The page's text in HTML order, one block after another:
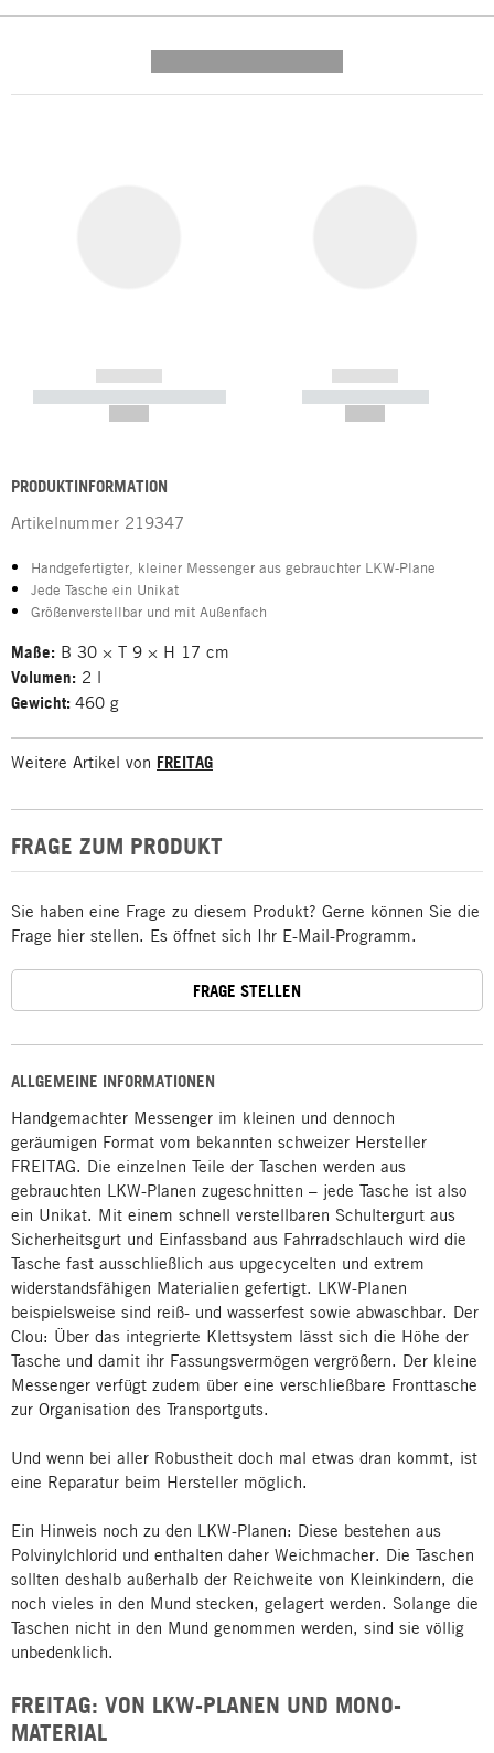
------------
----------- ----------- -----------
------------
----------- -----------
ALLGEMEINE INFORMATIONEN
Handgemachter Messenger im kleinen und dennoch
geräumigen Format vom bekannten schweizer Hersteller
FREITAG. Die einzelnen Teile der Taschen werden aus
gebrauchten LKW-Planen zugeschnitten – jede Tasche ist also
ein Unikat. Mit einem schnell verstellbaren Schultergurt aus
Sicherheitsgurt und Einfassband aus Fahrradschlauch wird die
Tasche fast ausschließlich aus upgecycelten und extrem
widerstandsfähigen Materialien gefertigt. LKW-Planen
beispielsweise sind reiß- und wasserfest sowie abwaschbar. Der
Clou: Über das integrierte Klettsystem lässt sich die Höhe der
Tasche und damit ihr Fassungsvermögen vergrößern. Der kleine
Messenger verfügt zudem über eine verschließbare Fronttasche
zur Organisation des Transportguts.
Und wenn bei aller Robustheit doch mal etwas dran kommt, ist
eine Reparatur beim Hersteller möglich.
Ein Hinweis noch zu den LKW-Planen: Diese bestehen aus
Polvinylchlorid und enthalten daher Weichmacher. Die Taschen
sollten deshalb außerhalb der Reichweite von Kleinkindern, die
noch vieles in den Mund stecken, gelagert werden. Solange die
Taschen nicht in den Mund genommen werden, sind sie völlig
unbedenklich.
FREITAG: VON LKW-PLANEN UND MONO-
MATERIAL
PRODUKTINFORMATION
Artikelnummer 219347
Handgefertigter, kleiner Messenger aus gebrauchter LKW-Plane
Jede Tasche ein Unikat
Größenverstellbar und mit Außenfach
Maße: B 30 × T 9 × H 17 cm
Volumen: 2 l
Gewicht: 460 g
Weitere Artikel von FREITAG
FRAGE ZUM PRODUKT
Sie haben eine Frage zu diesem Produkt? Gerne können Sie die
Frage hier stellen. Es öffnet sich Ihr E-Mail-Programm.
FRAGE STELLEN